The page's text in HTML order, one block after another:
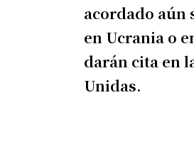
acordado
en Ucrania o
darán cita en
Unidas.